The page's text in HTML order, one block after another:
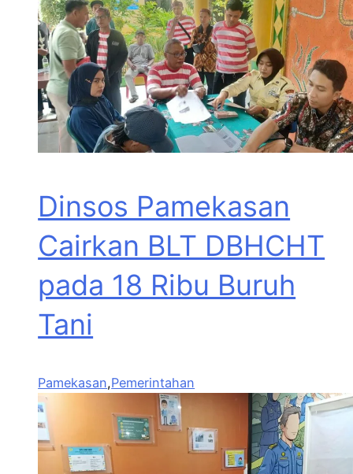
Dinsos Pamekasan
Cairkan BLT DBHCHT
pada 18 Ribu Buruh
Tani
Pamekasan,Pemerintahan